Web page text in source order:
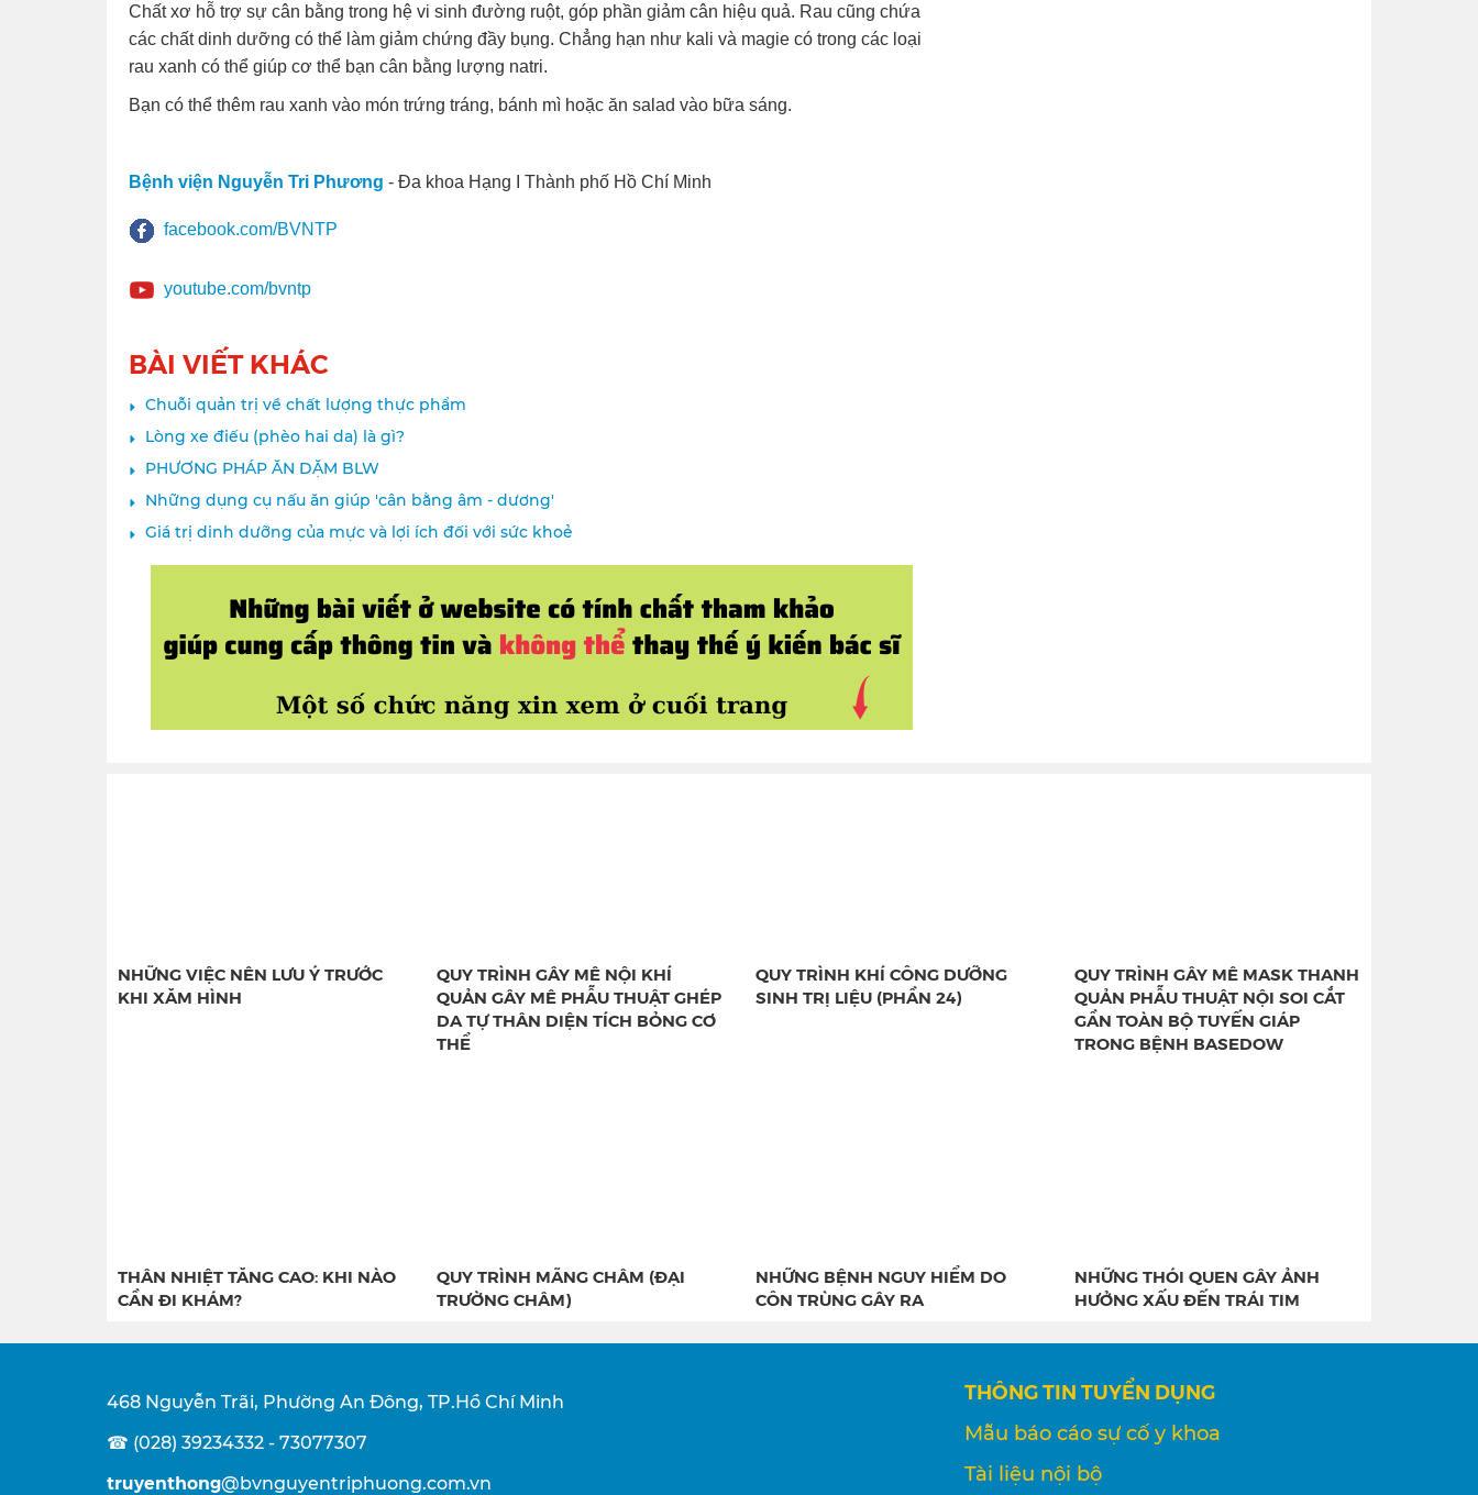
Chất xơ hỗ trợ sự cân bằng trong hệ vi sinh đường ruột, góp phần giảm cân hiệu quả. Rau cũng chứa
các chất dinh dưỡng có thể làm giảm chứng đầy bụng. Chẳng hạn như kali và magie có trong các loại
rau xanh có thể giúp cơ thể bạn cân bằng lượng natri.
Bạn có thể thêm rau xanh vào món trứng tráng, bánh mì hoặc ăn salad vào bữa sáng.
Bệnh viện Nguyễn Tri Phương - Đa khoa Hạng I Thành phố Hồ Chí Minh
facebook.com/BVNTP
youtube.com/bvntp
BÀI VIẾT KHÁC
Chuỗi quản trị về chất lượng thực phẩm
Lòng xe điếu (phèo hai da) là gì?
PHƯƠNG PHÁP ĂN DẶM BLW
Những dụng cụ nấu ăn giúp 'cân bằng âm - dương'
Giá trị dinh dưỡng của mực và lợi ích đối với sức khoẻ
NHỮNG VIỆC NÊN LƯU Ý TRƯỚC
KHI XĂM HÌNH
QUY TRÌNH GÂY MÊ NỘI KHÍ
QUẢN GÂY MÊ PHẪU THUẬT GHÉP
DA TỰ THÂN DIỆN TÍCH BỎNG CƠ
THỂ
QUY TRÌNH KHÍ CÔNG DƯỠNG
SINH TRỊ LIỆU (PHẦN 24)
QUY TRÌNH GÂY MÊ MASK THANH
QUẢN PHẪU THUẬT NỘI SOI CẮT
GẦN TOÀN BỘ TUYẾN GIÁP
TRONG BỆNH BASEDOW
THÂN NHIỆT TĂNG CAO: KHI NÀO
CẦN ĐI KHÁM?
QUY TRÌNH MÃNG CHÂM (ĐẠI
TRƯỜNG CHÂM)
NHỮNG BỆNH NGUY HIỂM DO
CÔN TRÙNG GÂY RA
NHỮNG THÓI QUEN GÂY ẢNH
HƯỞNG XẤU ĐẾN TRÁI TIM
468 Nguyễn Trãi, Phường An Đông, TP.Hồ Chí Minh
☎ (028) 39234332 - 73077307
truyenthong@bvnguyentriphuong.com.vn
THÔNG TIN TUYỂN DỤNG
Mẫu báo cáo sự cố y khoa
Tài liệu nội bộ